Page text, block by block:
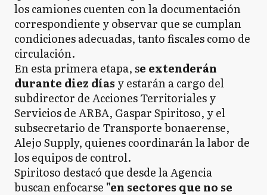
los camiones cuenten con la documentación
correspondiente y observar que se cumplan
condiciones adecuadas, tanto fiscales como de
circulación.
En esta primera etapa, se extenderán
durante diez días y estarán a cargo del
subdirector de Acciones Territoriales y
Servicios de ARBA, Gaspar Spiritoso, y el
subsecretario de Transporte bonaerense,
Alejo Supply, quienes coordinarán la labor de
los equipos de control.
Spiritoso destacó que desde la Agencia
buscan enfocarse "en sectores que no se